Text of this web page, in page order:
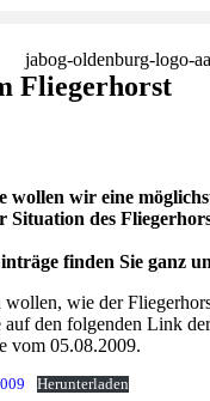
Fliegerhorst
wollen wir eine
Situation des
finden Sie ganz
wollen, wie der
auf den folgenden Link
vom 05.08.2009.
Herunterladen